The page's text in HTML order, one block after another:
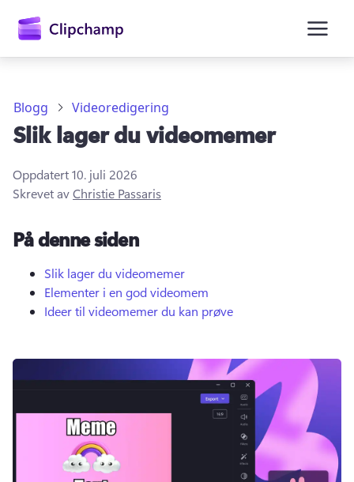
Logg på
Prøv gratis
Blogg Videoredigering
Slik lager du videomemer
Oppdatert10. juli 2026
Skrevet avChristie Passaris
På denne siden
Slik lager du videomemer
Elementer i en god videomem
Ideer til videomemer du kan prøve